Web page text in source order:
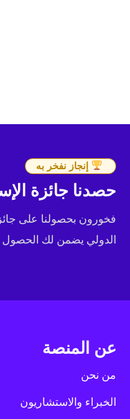
إنجاز نفخر به
حصدنا جائزة
الدولي يضمن لك الحصول
عن المنصة
من نحن
الخبراء والاستشاريون